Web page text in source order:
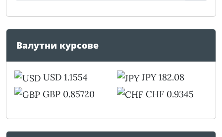
Валутни курсове
USD 1.1554
GBP 0.85720
JPY 182.08
CHF 0.9345